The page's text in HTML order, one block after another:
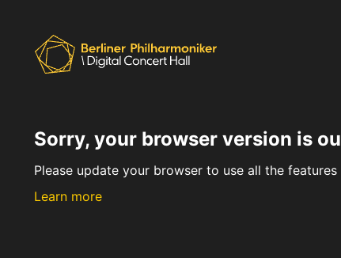
Sorry, your browser version is
Please update your browser to use all the
Learn more